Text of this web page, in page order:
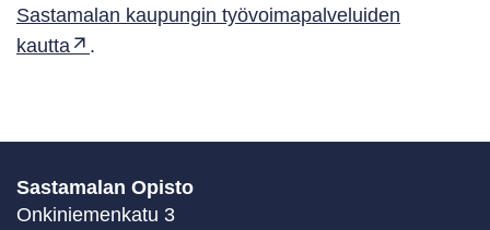
Sastamalan kaupungin työvoimapalveluiden
kautta
.
Sastamalan Opisto
Onkiniemenkatu 3